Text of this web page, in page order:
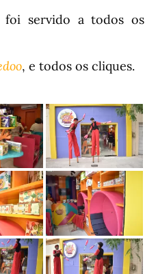
foi servido a todos os
, e todos os cliques.